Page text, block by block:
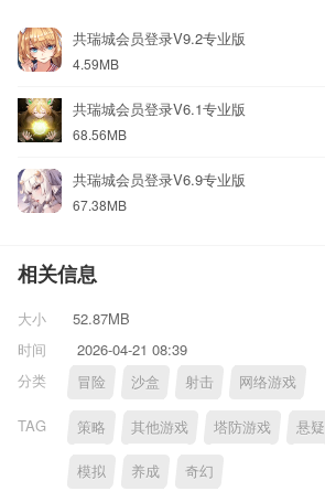
共瑞城会员登录V9.2专业版
4.59MB
共瑞城会员登录V6.1专业版
68.56MB
共瑞城会员登录V6.9专业版
67.38MB
相关信息
大小
52.87MB
时间
2026-04-21 08:39
分类
冒险 沙盒 射击 网络游戏
TAG 策略 其他游戏 塔防游戏 悬疑
模拟 养成 奇幻